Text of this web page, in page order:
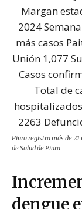
Piura registra más de
de Salud de Piura
dengue